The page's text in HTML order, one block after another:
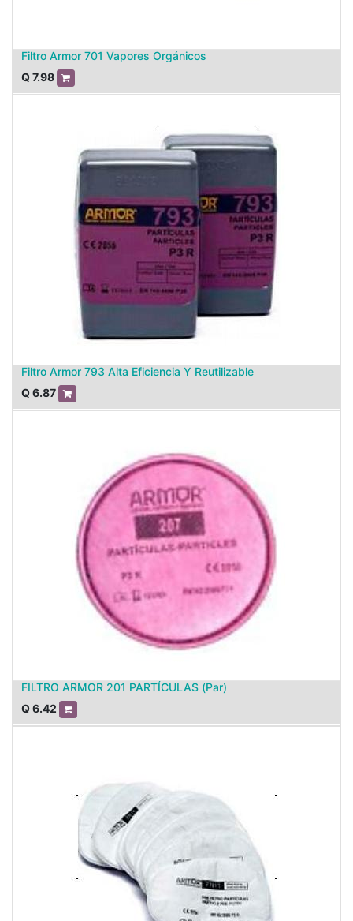
Filtro Armor 701 Vapores Orgánicos
Q7.98
Filtro Armor 793 Alta Eficiencia Y Reutilizable
Q6.87
FILTRO ARMOR 201 PARTÍCULAS (Par)
Q6.42